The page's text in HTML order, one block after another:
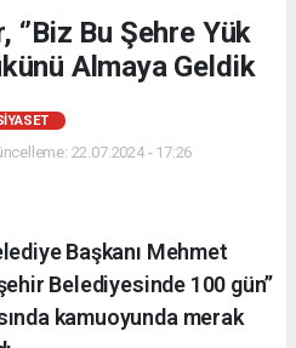
‘’Biz Bu Şehre Yük
Almaya Geldik
22.07.2024 - 17:26
Başkanı Mehmet
Belediyesinde 100 gün’’
kamuoyunda merak